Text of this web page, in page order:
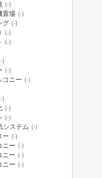
(-)
置場 (-)
グ (-)
(-)
(-)
)
(-)
コニー (-)
)
(-)
(-)
システム (-)
ー (-)
ニー (-)
ニー (-)
ニー (-)